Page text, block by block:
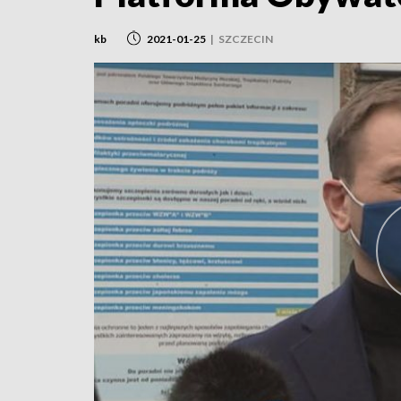
kb 2021-01-25 | SZCZECIN